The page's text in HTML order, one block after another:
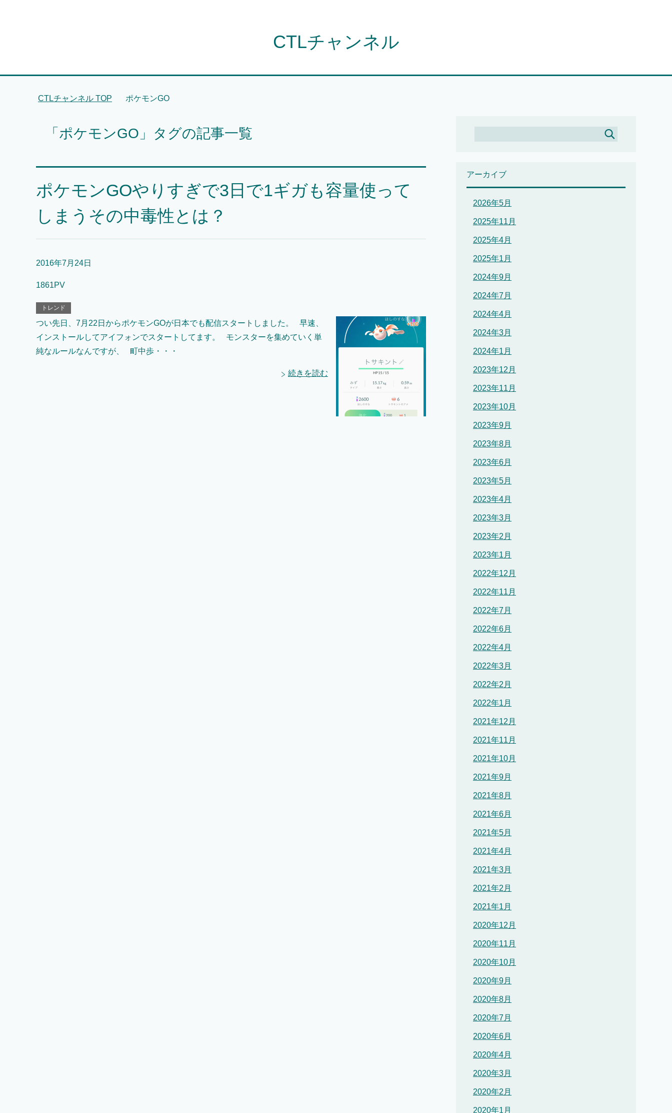
CTLチャンネル
CTLチャンネル TOP ポケモンGO
「ポケモンGO」タグの記事一覧
ポケモンGOやりすぎで3日で1ギガも容量使って
しまうその中毒性とは？
2016年7月24日
1861PV
トレンド
つい先日、7月22日からポケモンGOが日本でも配信スタートしました。 早速、
インストールしてアイフォンでスタートしてます。 モンスターを集めていく単
純なルールなんですが、 町中歩・・・
続きを読む
アーカイブ
2026年5月
2025年11月
2025年4月
2025年1月
2024年9月
2024年7月
2024年4月
2024年3月
2024年1月
2023年12月
2023年11月
2023年10月
2023年9月
2023年8月
2023年6月
2023年5月
2023年4月
2023年3月
2023年2月
2023年1月
2022年12月
2022年11月
2022年7月
2022年6月
2022年4月
2022年3月
2022年2月
2022年1月
2021年12月
2021年11月
2021年10月
2021年9月
2021年8月
2021年6月
2021年5月
2021年4月
2021年3月
2021年2月
2021年1月
2020年12月
2020年11月
2020年10月
2020年9月
2020年8月
2020年7月
2020年6月
2020年4月
2020年3月
2020年2月
2020年1月